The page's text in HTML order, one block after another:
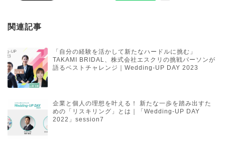
関連記事
「自分の経験を活かして新たなハードルに挑む」
TAKAMI BRIDAL、株式会社エスクリの挑戦パーソンが
語るベストチャレンジ｜Wedding-UP DAY 2023
企業と個人の理想を叶える！ 新たな一歩を踏み出すた
めの「リスキリング」とは｜「Wedding-UP DAY
2022」session7